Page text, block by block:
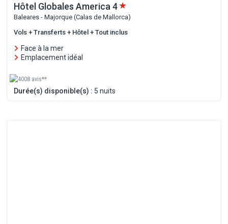
Hôtel Globales America 4
Baleares - Majorque (Calas de Mallorca)
Vols + Transferts + Hôtel + Tout inclus
Face à la mer
Emplacement idéal
4008 avis**
Durée(s) disponible(s) : 5 nuits